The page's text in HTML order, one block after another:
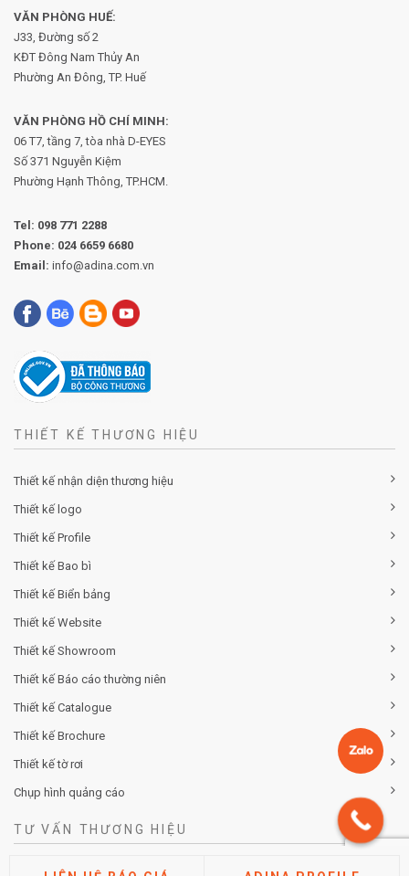
VĂN PHÒNG HUẾ:
J33, Đường số 2
KĐT Đông Nam Thủy An
Phường An Đông, TP. Huế
VĂN PHÒNG HỒ CHÍ MINH:
06 T7, tầng 7, tòa nhà D-EYES
Số 371 Nguyễn Kiệm
Phường Hạnh Thông, TP.HCM.
Tel: 098 771 2288
Phone: 024 6659 6680
Email: info@adina.com.vn
THIẾT KẾ THƯƠNG HIỆU
Thiết kế nhận diện thương hiệu
Thiết kế logo
Thiết kế Profile
Thiết kế Bao bì
Thiết kế Biển bảng
Thiết kế Website
Thiết kế Showroom
Thiết kế Báo cáo thường niên
Thiết kế Catalogue
Thiết kế Brochure
Thiết kế tờ rơi
Chụp hình quảng cáo
TƯ VẤN THƯƠNG HIỆU